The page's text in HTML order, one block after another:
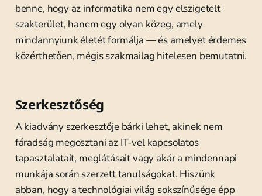
benne, hogy az informatika nem egy elszigetelt
szakterület, hanem egy olyan közeg, amely
mindannyiunk életét formálja — és amelyet érdemes
közérthetően, mégis szakmailag hitelesen bemutatni.
Szerkesztőség
A kiadvány szerkesztője bárki lehet, akinek nem
fáradság megosztani az IT‑vel kapcsolatos
tapasztalatait, meglátásait vagy akár a mindennapi
munkája során szerzett tanulságokat. Hiszünk
abban, hogy a technológiai világ sokszínűsége épp